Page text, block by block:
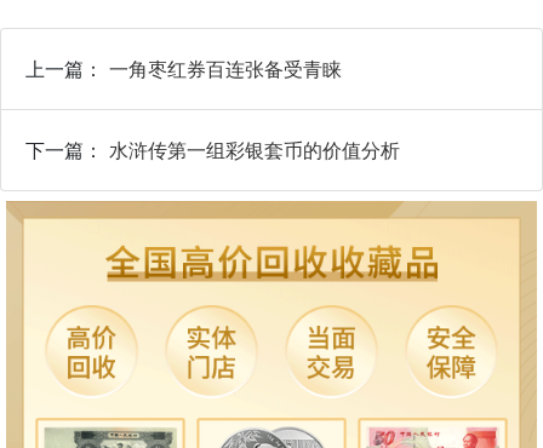
上一篇： 一角枣红券百连张备受青睐
下一篇： 水浒传第一组彩银套币的价值分析